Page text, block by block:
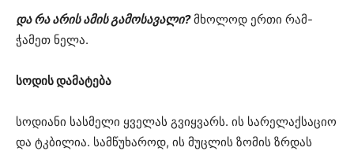
და რა არის ამის გამოსავალი?მხოლოდ ერთი რამ-
ჭამეთ ნელა.
სოდის დამატება
სოდიანი სასმელი ყველას გვიყვარს. ის სარელაქსაციო
და ტკბილია. სამწუხაროდ, ის მუცლის ზომის ზრდას